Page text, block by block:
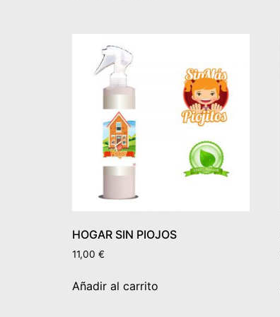
HOGAR SIN PIOJOS
11,00 €
Añadir al carrito